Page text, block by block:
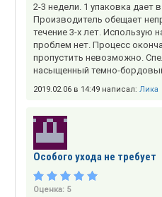
2-3 недели. 1 упаковка дает
Производитель обещает
течение 3-х лет. Использую
проблем нет. Процесс
пропустить невозможно.
насыщенный темно-
2019.02.06 в 14:49 написал: Лика
Особого ухода не требует
Оценка: 5